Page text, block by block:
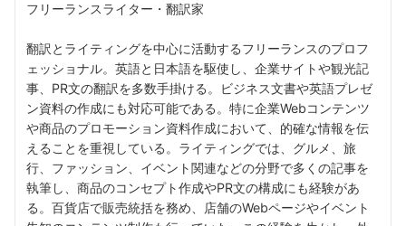
フリーランスライター・翻訳家
翻訳とライティングを中心に活動するフリーランスのプロフ
ェッショナル。英語と日本語を駆使し、企業サイトや観光記
事、PR文の翻訳を多数手掛ける。ビジネス文書や英語プレゼ
ン資料の作成にも対応可能である。特に企業Webコンテンツ
や商品のプロモーション資料作成において、的確な情報を伝
えることを重視している。ライティングでは、グルメ、旅
行、ファッション、イベント関連などの分野で多くの記事を
執筆し、商品のコンセプト作成やPR文の構成にも経験があ
る。百貨店で販売統括を務め、店舗のWebページやイベント